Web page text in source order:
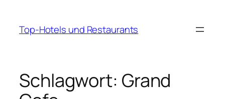
springen
Top-Hotels und Restaurants
Schlagwort: Grand